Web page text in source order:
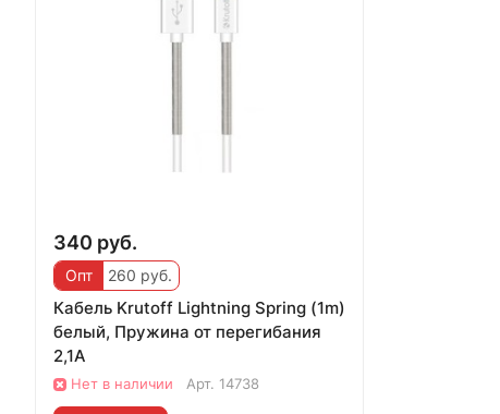
340 руб.
Опт 260 руб.
Кабель Krutoff Lightning Spring (1m)
белый, Пружина от перегибания
2,1А
Нет в наличии Арт. 14738